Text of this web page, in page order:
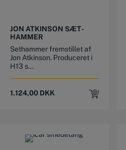
JON ATKINSON SÆT-
HAMMER
Sethammer fremstillet af
Jon Atkinson. Produceret i
H13 s...
1.124,00 DKK